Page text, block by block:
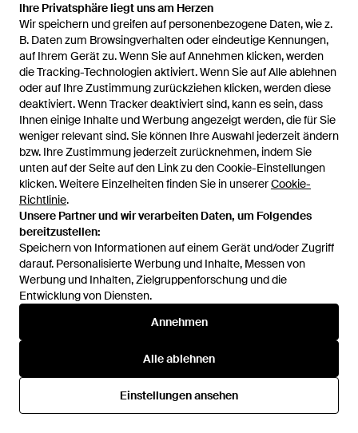
Ihre Privatsphäre liegt uns am Herzen
Wir speichern und greifen auf personenbezogene Daten, wie z.
B. Daten zum Browsingverhalten oder eindeutige Kennungen,
auf Ihrem Gerät zu. Wenn Sie auf Annehmen klicken, werden
die Tracking-Technologien aktiviert. Wenn Sie auf Alle ablehnen
oder auf Ihre Zustimmung zurückziehen klicken, werden diese
deaktiviert. Wenn Tracker deaktiviert sind, kann es sein, dass
Ihnen einige Inhalte und Werbung angezeigt werden, die für Sie
weniger relevant sind. Sie können Ihre Auswahl jederzeit ändern
bzw. Ihre Zustimmung jederzeit zurücknehmen, indem Sie
unten auf der Seite auf den Link zu den Cookie-Einstellungen
klicken. Weitere Einzelheiten finden Sie in unsererCookie-
Richtlinie.
Unsere Partner und wir verarbeiten Daten, um Folgendes
bereitzustellen:
Speichern von Informationen auf einem Gerät und/oder Zugriff
darauf. Personalisierte Werbung und Inhalte, Messen von
Werbung und Inhalten, Zielgruppenforschung und die
Entwicklung von Diensten.
Annehmen
Alle ablehnen
Einstellungen ansehen
Ihre Privatsphäre liegt uns am Herzen
Wir speichern und greifen auf personenbezogene Daten, wie z.
B. Daten zum Browsingverhalten oder eindeutige Kennungen,
auf Ihrem Gerät zu. Wenn Sie auf Annehmen klicken, werden
die Tracking-Technologien aktiviert. Wenn Sie auf Alle ablehnen
oder auf Ihre Zustimmung zurückziehen klicken, werden diese
deaktiviert. Wenn Tracker deaktiviert sind, kann es sein, dass
Ihnen einige Inhalte und Werbung angezeigt werden, die für Sie
weniger relevant sind. Sie können Ihre Auswahl jederzeit ändern
bzw. Ihre Zustimmung jederzeit zurücknehmen, indem Sie
unten auf der Seite auf den Link zu den Cookie-Einstellungen
klicken. Weitere Einzelheiten finden Sie in unsererCookie-
Richtlinie.
Unsere Partner und wir verarbeiten Daten, um Folgendes
bereitzustellen:
Speichern von Informationen auf einem Gerät und/oder Zugriff
darauf. Personalisierte Werbung und Inhalte, Messen von
Werbung und Inhalten, Zielgruppenforschung und die
Entwicklung von Diensten.
Annehmen
Alle ablehnen
Einstellungen ansehen
190,50 €
Ralph Lauren
Sweatshirt Mit Polokragen Aus
Fleece - Schwarz
Von Miinto
210 €
Ralph Lauren
Bluse Mit Paisley-Print -
Schwarz
VonFARFETCH
219 €
Devra Bluse Im Wickelstil -
463 €
Ralph Lauren
Kaschmirpullover Mit Intarsien-
Logo - Weiß
Von